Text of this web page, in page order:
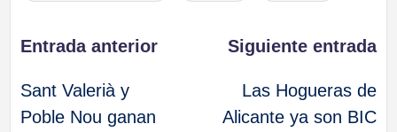
Navegación
de
Entrada anterior
Sant Valerià y
Poble Nou ganan
Siguiente entrada
Las Hogueras de
Alicante ya son BIC